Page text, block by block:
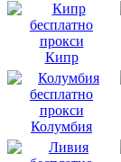
Кипр
Колумбия